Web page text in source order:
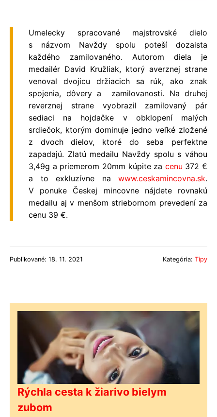
Umelecky spracované majstrovskédielo
s názvom Navždy spolu poteší dozaista
každého zamilovaného. Autorom diela je
medailér David Kružliak, ktorý averznej strane
venoval dvojicu držiacich sa rúk, ako znak
spojenia, dôvery a
zamilovanosti. Na druhej
reverznej strane vyobrazil zamilovaný pár
sediaci na hojdačke v obklopení malých
srdiečok, ktorým dominuje jedno veľké zložené
z dvoch dielov, ktoré do seba perfektne
zapadajú. Zlatú medailu Navždy spolu s váhou
3,49g a priemerom 20mm kúpite za cenu 372 €
a to exkluzívne na www.ceskamincovna.sk.
V ponuke Českej mincovne nájdete rovnakú
medailu aj v menšom striebornom prevedení za
cenu 39 €.
Publikované: 18. 11. 2021 Kategória: Tipy
Rýchla cesta k žiarivo bielym
zubom